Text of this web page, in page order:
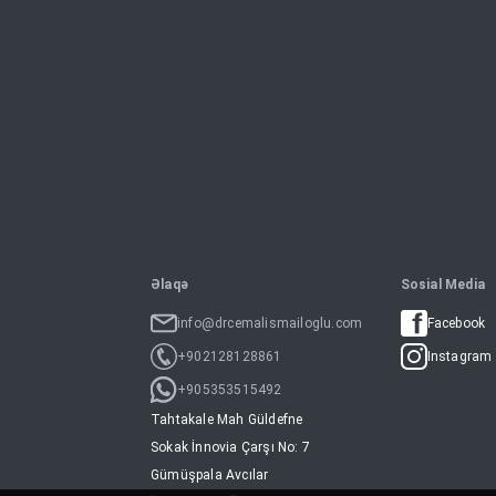
Əlaqə
info@drcemalismailoglu.com
+902128128861
+905353515492
Tahtakale Mah Güldefne
Sokak İnnovia Çarşı No: 7
Gümüşpala Avcılar
Sosial Media
Facebook
Instagram